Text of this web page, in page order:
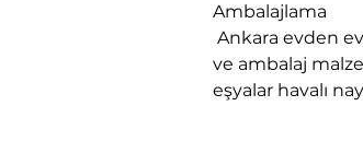
Ambalajlama
ve ambalaj
eşyalar havalı